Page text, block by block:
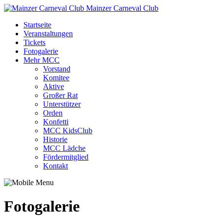
Mainzer Carneval Club
Startseite
Veranstaltungen
Tickets
Fotogalerie
Mehr MCC
Vorstand
Komitee
Aktive
Großer Rat
Unterstützer
Orden
Konfetti
MCC KidsClub
Historie
MCC Lädche
Fördermitglied
Kontakt
Fotogalerie